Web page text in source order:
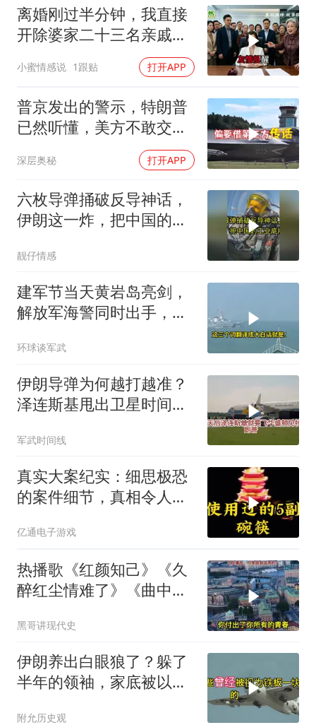
离婚刚过半分钟，我直接
开除婆家二十三名亲戚，
婆婆逢人就说，这家公司
归她儿子管理
小蜜情感说 1跟贴 打开APP
普京发出的警示，特朗普
已然听懂，美方不敢交出
深层奥秘 打开APP
六枚导弹捅破反导神话，
伊朗这一炸，把中国的工
靓仔情感
建军节当天黄岩岛亮剑，
解放军海警同时出手，菲
环球谈军武
伊朗导弹为何越打越准？
泽连斯基甩出卫星时间
京
军武时间线
真实大案纪实：细思极恐
的案件细节，真相令人脊
亿通电子游戏
热播歌《红颜知己》《久
醉红尘情难了》《曲中
人》
黑哥讲现代史
伊朗养出白眼狼了？躲了
半年的领袖，家底被以色
附允历史观